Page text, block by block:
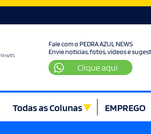
ES
Fale com o PEDRA AZUL NEWS
Envie noticias, fotos, vídeos e
Clique aqui
Todas as Colunas EMPREGO